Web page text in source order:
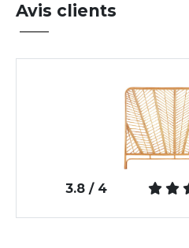
Avis clients
3.8 / 4